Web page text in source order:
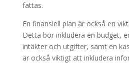
fattas.
En finansiell plan är också en
Detta bör inkludera en budget,
intäkter och utgifter, samt en
är också viktigt att inkludera